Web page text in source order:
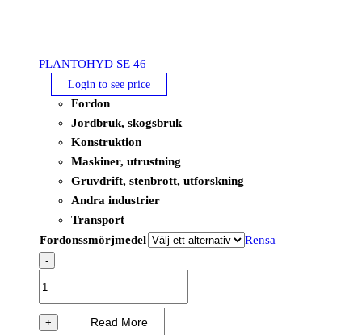
PLANTOHYD SE 46
Login to see price
Fordon
Jordbruk, skogsbruk
Konstruktion
Maskiner, utrustning
Gruvdrift, stenbrott, utforskning
Andra industrier
Transport
Fordonssmörjmedel
Rensa
-
46
+ Read More